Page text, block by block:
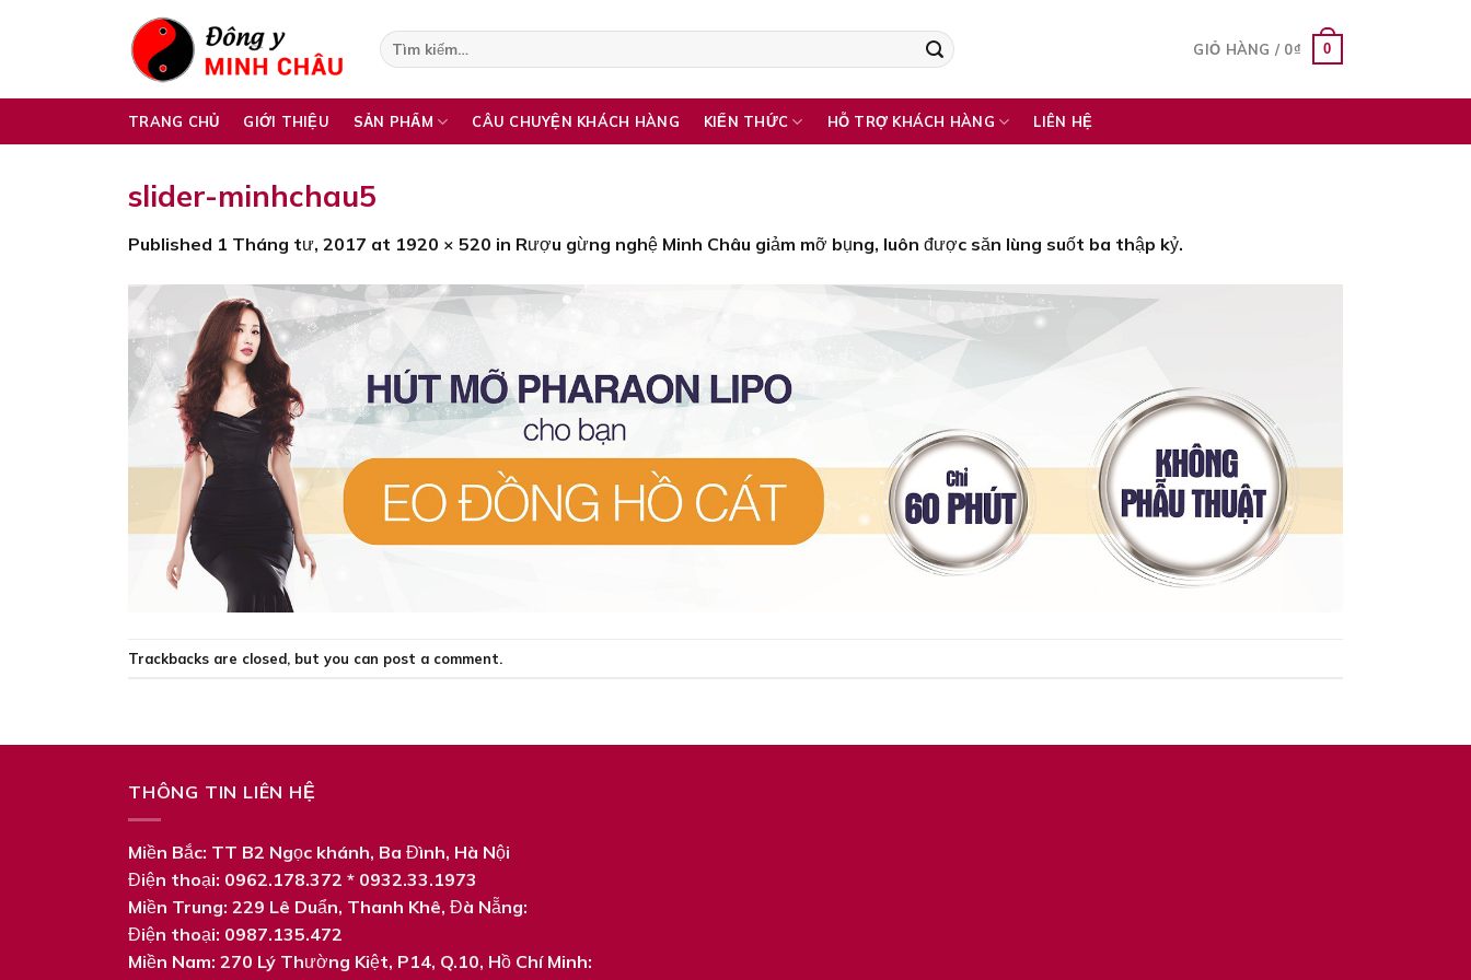
Tìm
kiếm:
GIỎ HÀNG / 0₫ 0
TRANG CHỦ GIỚI THIỆU SẢN PHẨM CÂU CHUYỆN KHÁCH HÀNG KIẾN THỨC HỖ TRỢ KHÁCH HÀNG LIÊN HỆ
slider-minhchau5
Published 1 Tháng tư, 2017 at 1920 × 520 in Rượu gừng nghệ Minh Châu giảm mỡ bụng, luôn được săn lùng suốt ba thập kỷ.
Trackbacks are closed, but you can post a comment.
THÔNG TIN LIÊN HỆ
Miền Bắc: TT B2 Ngọc khánh, Ba Đình, Hà Nội
Điện thoại: 0962.178.372 * 0932.33.1973
Miền Trung: 229 Lê Duẩn, Thanh Khê, Đà Nẵng:
Điện thoại: 0987.135.472
Miền Nam: 270 Lý‎ Thường Kiệt, P14, Q.10, Hồ Chí Minh: